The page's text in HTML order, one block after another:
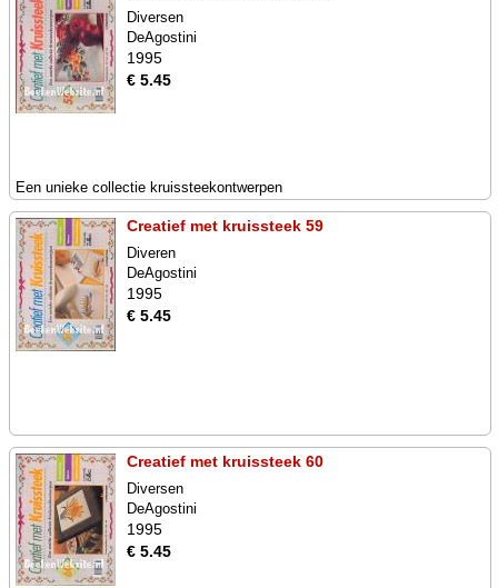
Diversen
DeAgostini
1995
€ 5.45
Een unieke collectie kruissteekontwerpen
Creatief met kruissteek 59
Diveren
DeAgostini
1995
€ 5.45
Creatief met kruissteek 60
Diversen
DeAgostini
1995
€ 5.45